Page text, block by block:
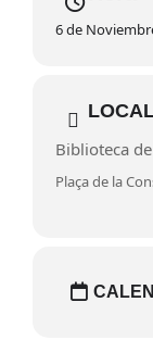
Literatura
Departamento
Cultura
Sesión
6 de
Biblioteca
Plaça de la